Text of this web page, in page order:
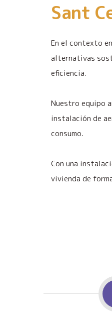
Sant
En el contexto
alternativas
eficiencia.
Nuestro equipo
instalación de
consumo.
Con una
vivienda de